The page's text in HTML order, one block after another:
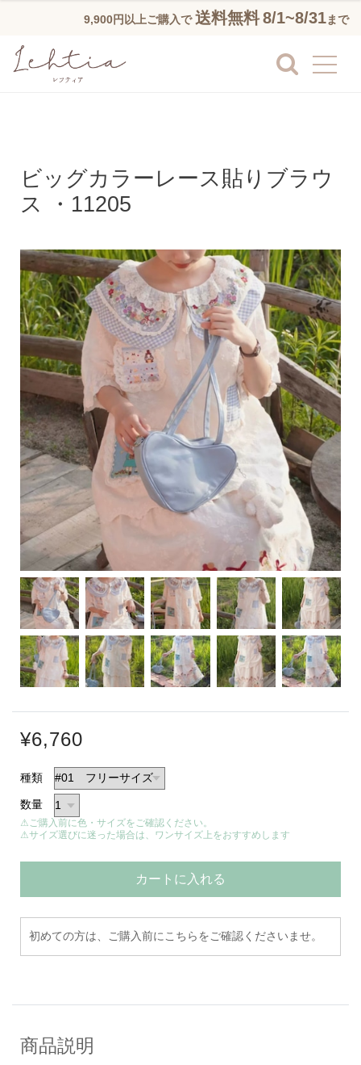
9,900円以上ご購入で 送料無料8/1~8/31まで
ビッグカラーレース貼りブラウ
ス ・11205
¥6,760
種類
数量
⚠ご購入前に色・サイズをご確認ください。
⚠サイズ選びに迷った場合は、ワンサイズ上をおすすめします
カートに入れる
初めての方は、ご購入前にこちらをご確認くださいませ。
商品説明